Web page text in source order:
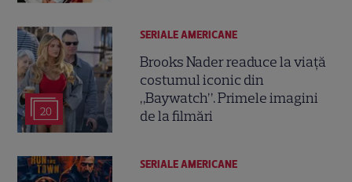
20
SERIALE AMERICANE
Brooks Nader readuce la viață
costumul iconic din
„Baywatch”. Primele imagini
de la filmări
SERIALE AMERICANE